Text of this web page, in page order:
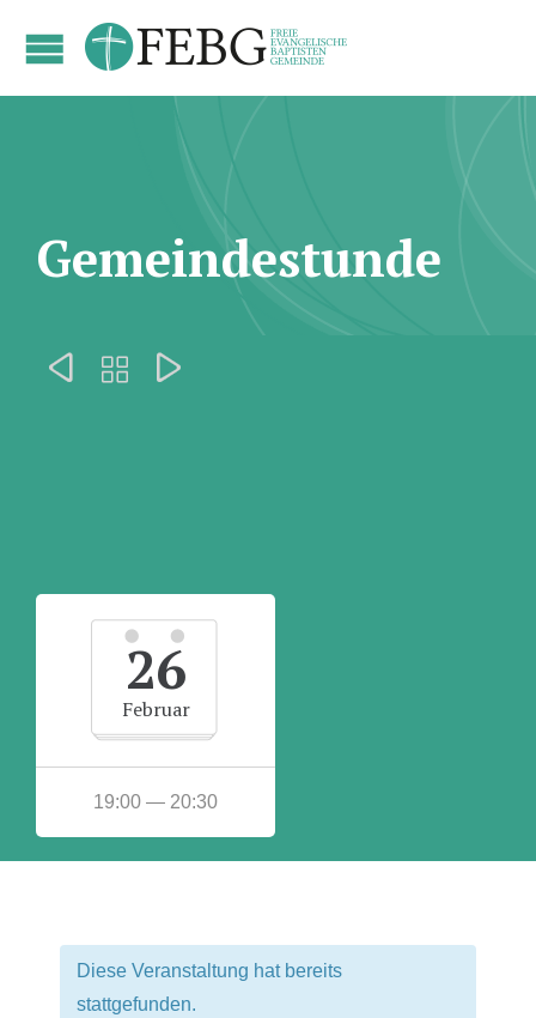
Gemeindestunde
  
26
Februar
19:00 — 20:30
Diese Veranstaltung hat bereits
stattgefunden.